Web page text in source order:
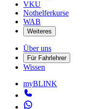
VKU
Nothelferkurse
WAB
Weiteres
Über uns
Für Fahrlehrer
Wissen
myBLINK